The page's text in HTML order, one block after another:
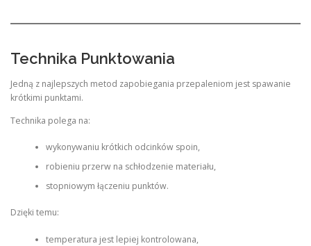
Technika Punktowania
Jedną z najlepszych metod zapobiegania przepaleniom jest spawanie
krótkimi punktami.
Technika polega na:
wykonywaniu krótkich odcinków spoin,
robieniu przerw na schłodzenie materiału,
stopniowym łączeniu punktów.
Dzięki temu:
temperatura jest lepiej kontrolowana,